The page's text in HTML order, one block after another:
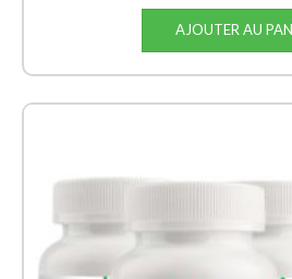
AJOUTER AU